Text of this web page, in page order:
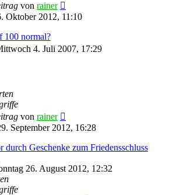
von rainer
Oktober 2012, 11:10
100 normal?
4. Juli 2007, 17:29
von rainer
September 2012, 16:28
durch Geschenke zum Friedensschluss
26. August 2012, 12:32